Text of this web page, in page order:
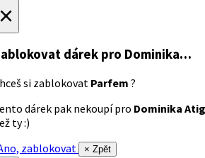
dárek pro Dominika…
si zablokovat Parfem ?
dárek pak nekoupí pro Dominika
ty :)
zablokovat
× Zpět